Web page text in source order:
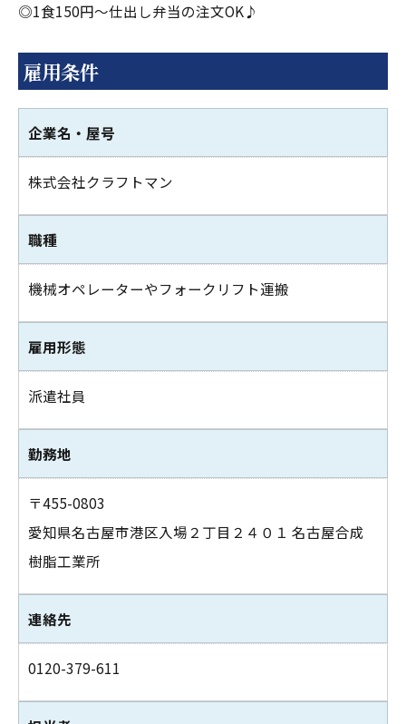
◎1食150円～仕出し弁当の注文OK♪
雇用条件
企業名・屋号
株式会社クラフトマン
職種
機械オペレーターやフォークリフト運搬
雇用形態
派遣社員
勤務地
〒455-0803
愛知県名古屋市港区入場２丁目２４０１ 名古屋合成
樹脂工業所
連絡先
0120-379-611